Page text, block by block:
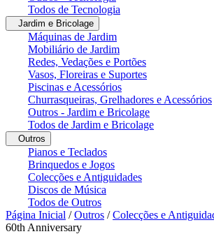
Todos de Tecnologia
Jardim e Bricolage
Máquinas de Jardim
Mobiliário de Jardim
Redes, Vedações e Portões
Vasos, Floreiras e Suportes
Piscinas e Acessórios
Churrasqueiras, Grelhadores e Acessórios
Outros - Jardim e Bricolage
Todos de Jardim e Bricolage
Outros
Pianos e Teclados
Brinquedos e Jogos
Colecções e Antiguidades
Discos de Música
Todos de Outros
Página Inicial /Outros /Colecções e
60th Anniversary